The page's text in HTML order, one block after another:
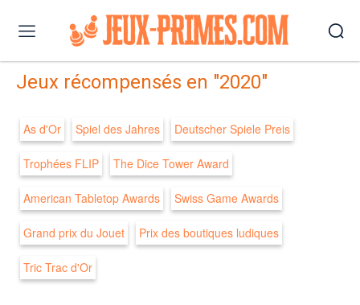
Jeux récompensés en "2020"
As d'Or Spiel des Jahres Deutscher Spiele Preis
Trophées FLIP The Dice Tower Award
American Tabletop Awards Swiss Game Awards
Grand prix du Jouet Prix des boutiques ludiques
Tric Trac d'Or